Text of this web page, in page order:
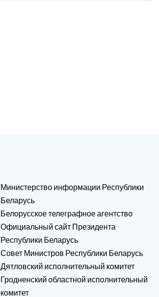
Министерство информации Республики
Беларусь
Белорусское телеграфное агентство
Официальный сайт Президента
Республики Беларусь
Совет Министров Республики Беларусь
Дятловский исполнительный комитет
Гродненский областной исполнительный
комитет